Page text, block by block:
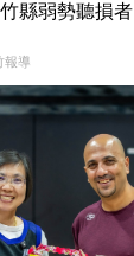
縣弱勢聽損者
報導